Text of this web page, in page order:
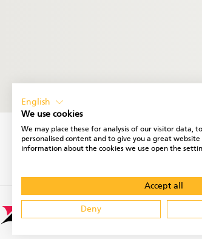
English
We use cookies
We may place these for analysis of our visitor data,
personalised content and to give you a great website
information about the cookies we use open the
Accept all
Deny